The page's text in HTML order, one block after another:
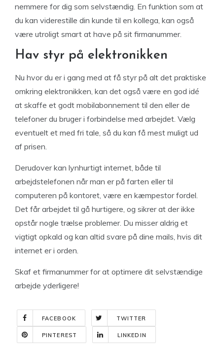
nemmere for dig som selvstændig. En funktion som at
du kan viderestille din kunde til en kollega, kan også
være utroligt smart at have på sit firmanummer.
Hav styr på elektronikken
Nu hvor du er i gang med at få styr på alt det praktiske
omkring elektronikken, kan det også være en god idé
at skaffe et godt mobilabonnement til den eller de
telefoner du bruger i forbindelse med arbejdet. Vælg
eventuelt et med fri tale, så du kan få mest muligt ud
af prisen.
Derudover kan lynhurtigt internet, både til
arbejdstelefonen når man er på farten eller til
computeren på kontoret, være en kæmpestor fordel.
Det får arbejdet til gå hurtigere, og sikrer at der ikke
opstår nogle trælse problemer. Du misser aldrig et
vigtigt opkald og kan altid svare på dine mails, hvis dit
internet er i orden.
Skaf et firmanummer for at optimere dit selvstændige
arbejde yderligere!
FACEBOOK TWITTER
PINTEREST LINKEDIN